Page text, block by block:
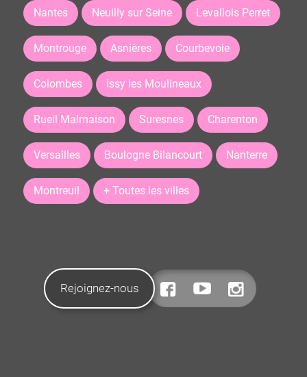
Nantes Neuilly sur Seine Levallois Perret
Montrouge Asnières Courbevoie
Colombes Issy les Moulineaux
Rueil Malmaison Suresnes Charenton
Versailles Boulogne Bilancourt Nanterre
Montreuil + Toutes les villes
Rejoignez-nous